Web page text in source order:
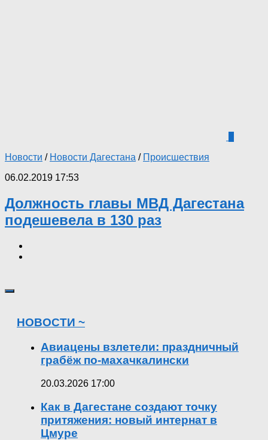
Новости / Новости Дагестана / Происшествия
06.02.2019 17:53
Должность главы МВД Дагестана
подешевела в 130 раз
НОВОСТИ ~
Авиацены взлетели: праздничный
грабёж по-махачкалински
20.03.2026 17:00
Как в Дагестане создают точку
притяжения: новый интернат в
Цмуре